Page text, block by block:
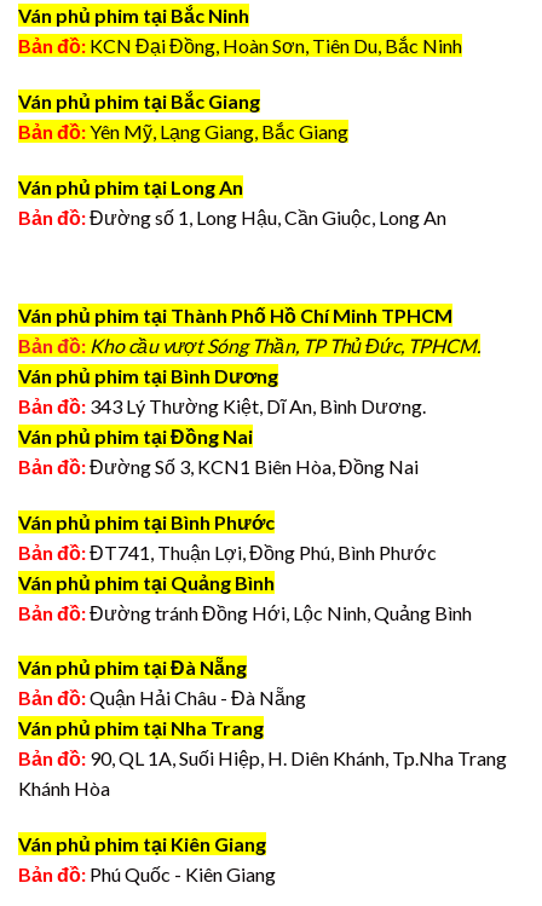
Ván phủ phim tại Bắc Ninh
Bản đồ: KCN Đại Đồng, Hoàn Sơn, Tiên Du, Bắc Ninh
Ván phủ phim tại Bắc Giang
Bản đồ:Yên Mỹ, Lạng Giang, Bắc Giang
Ván phủ phim tại Long An
Bản đồ:Đường số 1, Long Hậu, Cần Giuộc, Long An
Ván phủ phim tại Thành Phố Hồ Chí Minh TPHCM
Bản đồ: Kho cầu vượt Sóng Thần, TP Thủ Đức, TPHCM.
Ván phủ phim tại Bình Dương
Bản đồ: 343 Lý Thường Kiệt, Dĩ An, Bình Dương.
Ván phủ phim tại Đồng Nai
Bản đồ:Đường Số 3, KCN1 Biên Hòa, Đồng Nai
Ván phủ phim tại Bình Phước
Bản đồ:ĐT741, Thuận Lợi, Đồng Phú, Bình Phước
Ván phủ phim tại Quảng Bình
Bản đồ:Đường tránh Đồng Hới, Lộc Ninh, Quảng Bình
Ván phủ phim tại Đà Nẵng
Bản đồ:Quận Hải Châu - Đà Nẵng
Ván phủ phim tại Nha Trang
Bản đồ: 90, QL 1A, Suối Hiệp, H. Diên Khánh, Tp.Nha Trang
Khánh Hòa
Ván phủ phim tại Kiên Giang
Bản đồ: Phú Quốc - Kiên Giang